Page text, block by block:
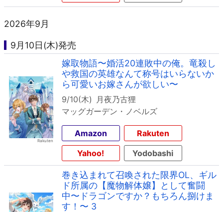
2026年9月
9月10日(木)発売
嫁取物語〜婚活20連敗中の俺。竜殺し
や救国の英雄なんて称号はいらないか
ら可愛いお嫁さんが欲しい〜
9/10(木)
月夜乃古狸
マッグガーデン・ノベルズ
Amazon
Rakuten
Yahoo!
Yodobashi
巻き込まれて召喚された限界OL、ギル
ド所属の【魔物解体嬢】として奮闘
中〜ドラゴンですか？もちろん捌けま
す！〜 3